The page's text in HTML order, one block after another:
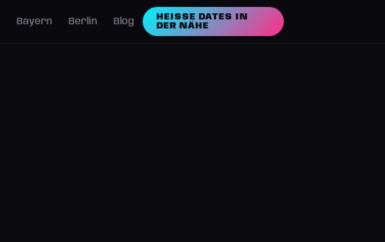
Bayern Berlin Blog
HEISSE DATES IN D
ER NÄHE